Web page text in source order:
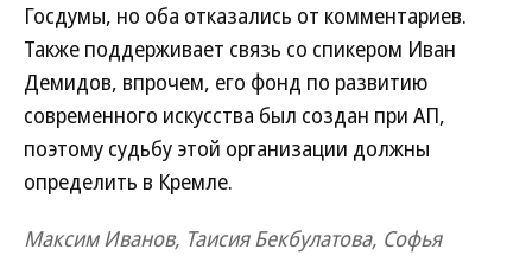
Госдумы, но оба отказались от комментариев.
Также поддерживает связь со спикером Иван
Демидов, впрочем, его фонд по развитию
современного искусства был создан при АП,
поэтому судьбу этой организации должны
определить в Кремле.
Максим Иванов, Таисия Бекбулатова, Софья